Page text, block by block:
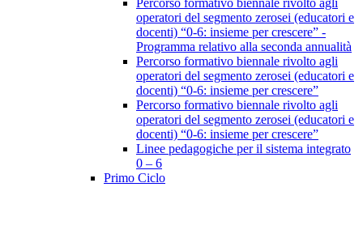
Percorso formativo biennale rivolto agli
operatori del segmento zerosei (educatori e
docenti) “0-6: insieme per crescere” -
Programma relativo alla seconda annualità
Percorso formativo biennale rivolto agli
operatori del segmento zerosei (educatori e
docenti) “0-6: insieme per crescere”
Percorso formativo biennale rivolto agli
operatori del segmento zerosei (educatori e
docenti) “0-6: insieme per crescere”
Linee pedagogiche per il sistema integrato
0 – 6
Primo Ciclo